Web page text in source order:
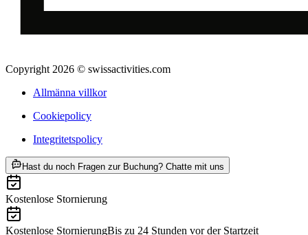
Copyright 2026 © swissactivities.com
Allmänna villkor
Cookiepolicy
Integritetspolicy
Hast du noch Fragen zur Buchung? Chatte mit uns
Kostenlose Stornierung
Kostenlose StornierungBis zu 24 Stunden vor der Startzeit